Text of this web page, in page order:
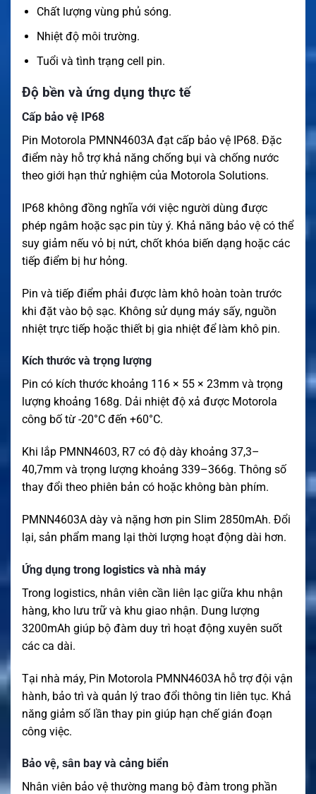
Chất lượng vùng phủ sóng.
Nhiệt độ môi trường.
Tuổi và tình trạng cell pin.
Độ bền và ứng dụng thực tế
Cấp bảo vệ IP68
Pin Motorola PMNN4603A đạt cấp bảo vệ IP68. Đặc
điểm này hỗ trợ khả năng chống bụi và chống nước
theo giới hạn thử nghiệm của Motorola Solutions.
IP68 không đồng nghĩa với việc người dùng được
phép ngâm hoặc sạc pin tùy ý. Khả năng bảo vệ có thể
suy giảm nếu vỏ bị nứt, chốt khóa biến dạng hoặc các
tiếp điểm bị hư hỏng.
Pin và tiếp điểm phải được làm khô hoàn toàn trước
khi đặt vào bộ sạc. Không sử dụng máy sấy, nguồn
nhiệt trực tiếp hoặc thiết bị gia nhiệt để làm khô pin.
Kích thước và trọng lượng
Pin có kích thước khoảng 116 × 55 × 23mm và trọng
lượng khoảng 168g. Dải nhiệt độ xả được Motorola
công bố từ -20°C đến +60°C.
Khi lắp PMNN4603, R7 có độ dày khoảng 37,3–
40,7mm và trọng lượng khoảng 339–366g. Thông số
thay đổi theo phiên bản có hoặc không bàn phím.
PMNN4603A dày và nặng hơn pin Slim 2850mAh. Đổi
lại, sản phẩm mang lại thời lượng hoạt động dài hơn.
Ứng dụng trong logistics và nhà máy
Trong logistics, nhân viên cần liên lạc giữa khu nhận
hàng, kho lưu trữ và khu giao nhận. Dung lượng
3200mAh giúp bộ đàm duy trì hoạt động xuyên suốt
các ca dài.
Tại nhà máy, Pin Motorola PMNN4603A hỗ trợ đội vận
hành, bảo trì và quản lý trao đổi thông tin liên tục. Khả
năng giảm số lần thay pin giúp hạn chế gián đoạn
công việc.
Bảo vệ, sân bay và cảng biển
Nhân viên bảo vệ thường mang bộ đàm trong phần